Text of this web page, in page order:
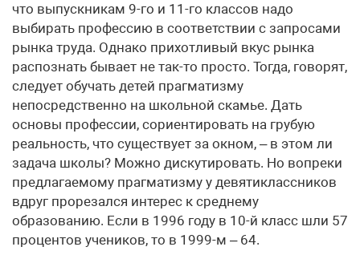
что выпускникам 9-го и 11-го классов надо
выбирать профессию в соответствии с запросами
рынка труда. Однако прихотливый вкус рынка
распознать бывает не так-то просто. Тогда, говорят,
следует обучать детей прагматизму
непосредственно на школьной скамье. Дать
основы профессии, сориентировать на грубую
реальность, что существует за окном, – в этом ли
задача школы? Можно дискутировать. Но вопреки
предлагаемому прагматизму у девятиклассников
вдруг прорезался интерес к среднему
образованию. Если в 1996 году в 10-й класс шли 57
процентов учеников, то в 1999-м – 64.